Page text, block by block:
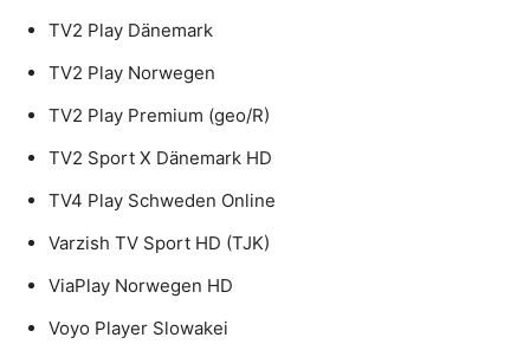
TV2 Play Dänemark
TV2 Play Norwegen
TV2 Play Premium (geo/R)
TV2 Sport X Dänemark HD
TV4 Play Schweden Online
Varzish TV Sport HD (TJK)
ViaPlay Norwegen HD
Voyo Player Slowakei